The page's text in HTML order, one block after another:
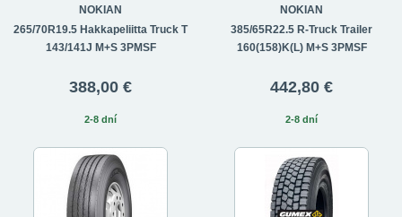
NOKIAN
265/70R19.5 Hakkapeliitta Truck T
143/141J M+S 3PMSF
388,00 €
2-8 dní
NOKIAN
385/65R22.5 R-Truck Trailer
160(158)K(L) M+S 3PMSF
442,80 €
2-8 dní